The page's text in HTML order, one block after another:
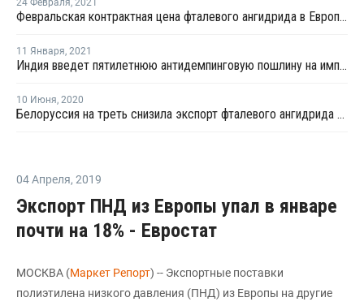
24 Февраля, 2021
Февральская контрактная цена фталевого ангидрида в Европе выросла на EUR65 за тонну
11 Января, 2021
Индия введет пятилетнюю антидемпинговую пошлину на импорт фталевого ангидрида из России
10 Июня, 2020
Белоруссия на треть снизила экспорт фталевого ангидрида в первом квартале
04 Апреля, 2019
Экспорт ПНД из Европы упал в январе
почти на 18% - Евростат
МОСКВА (Маркет Репорт) -- Экспортные поставки
полиэтилена низкого давления (ПНД) из Европы на другие